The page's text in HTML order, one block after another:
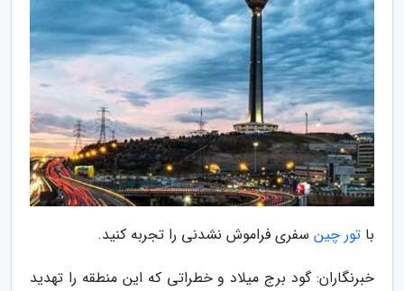
با تور چین سفری فراموش نشدنی را تجربه کنید.
خبرنگاران: گود برج میلاد و خطراتی که این منطقه را تهدید